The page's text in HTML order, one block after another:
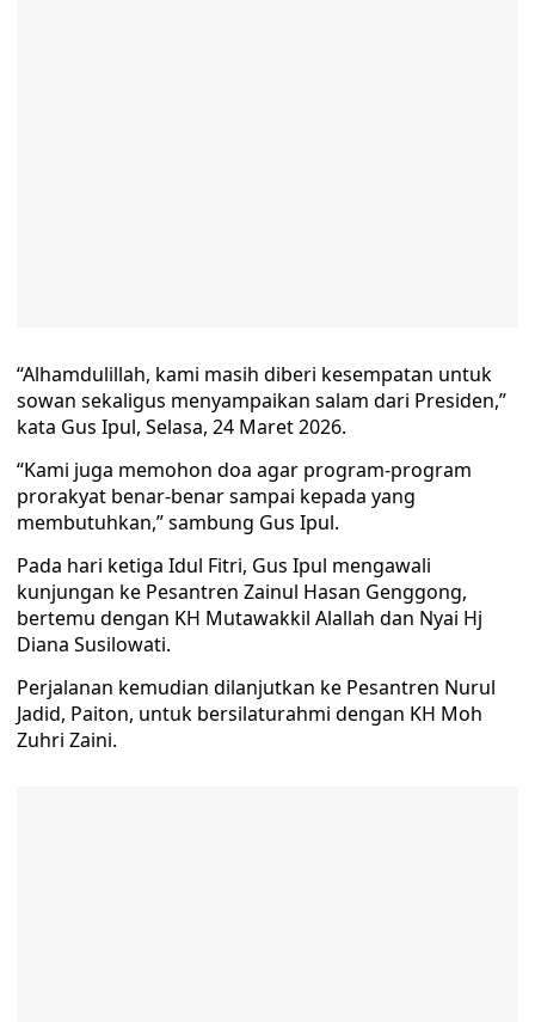
“Alhamdulillah, kami masih diberi kesempatan untuk
sowan sekaligus menyampaikan salam dari Presiden,”
kata Gus Ipul, Selasa, 24 Maret 2026.
“Kami juga memohon doa agar program-program
prorakyat benar-benar sampai kepada yang
membutuhkan,” sambung Gus Ipul.
Pada hari ketiga Idul Fitri, Gus Ipul mengawali
kunjungan ke Pesantren Zainul Hasan Genggong,
bertemu dengan KH Mutawakkil Alallah dan Nyai Hj
Diana Susilowati.
Perjalanan kemudian dilanjutkan ke Pesantren Nurul
Jadid, Paiton, untuk bersilaturahmi dengan KH Moh
Zuhri Zaini.